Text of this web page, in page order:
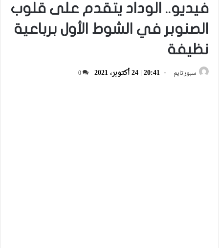
فيديو.. الوداد يتقدم على قلوب
الصنوبر في الشوط الأول برباعية
نظيفة
سبورتايم 20:41 | 24 أكتوبر، 2021 0